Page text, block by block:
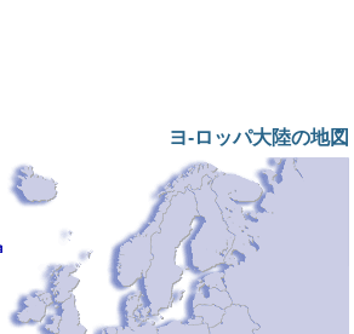
ヨ-ロッパ大陸の地図